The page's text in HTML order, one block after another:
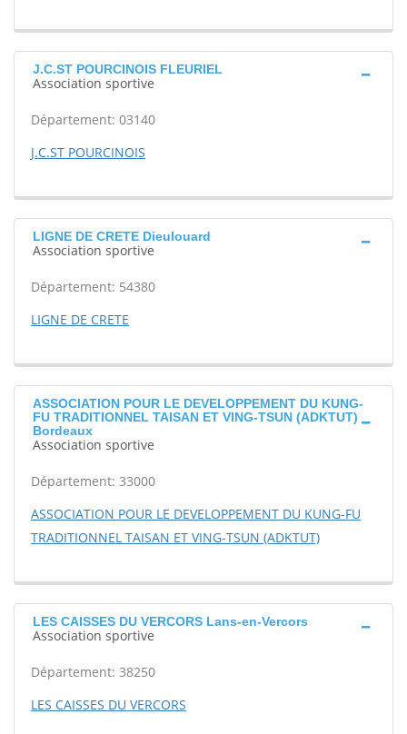
J.C.ST POURCINOIS FLEURIEL
Association sportive
Département: 03140
J.C.ST POURCINOIS
LIGNE DE CRETE Dieulouard
Association sportive
Département: 54380
LIGNE DE CRETE
ASSOCIATION POUR LE DEVELOPPEMENT DU KUNG-
FU TRADITIONNEL TAISAN ET VING-TSUN (ADKTUT)
Bordeaux
Association sportive
Département: 33000
ASSOCIATION POUR LE DEVELOPPEMENT DU KUNG-FU
TRADITIONNEL TAISAN ET VING-TSUN (ADKTUT)
LES CAISSES DU VERCORS Lans-en-Vercors
Association sportive
Département: 38250
LES CAISSES DU VERCORS